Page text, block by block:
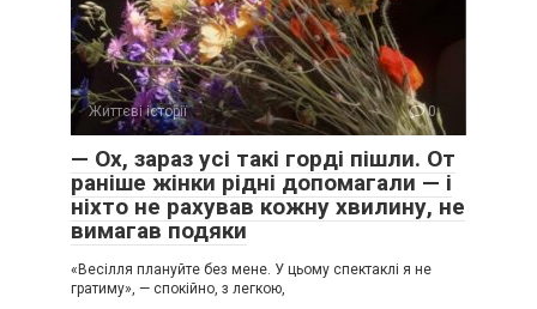
Життєві історії 0
— Ох, зараз усі такі горді пішли. От
раніше жінки рідні допомагали — і
ніхто не рахував кожну хвилину, не
вимагав подяки
«Весілля плануйте без мене. У цьому спектаклі я не
гратиму», — спокійно, з легкою,